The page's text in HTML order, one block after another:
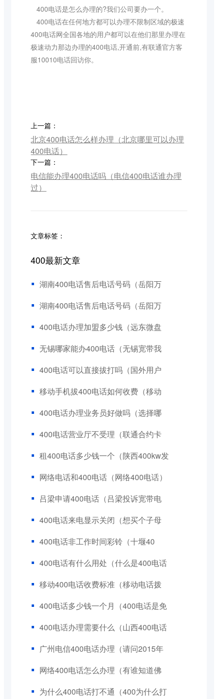
400电话是怎么办理的?我们公司要办一个。
400电话在任何地方都可以办理不限制区域的极速
400电话网全国各地的用户都可以在他们那里办理在
极速动力那边办理的400电话,开通前,有联通官方客
服10010电话回访你。
上一篇：
北京400电话怎么样办理（北京哪里可以办理
400电话）
下一篇：
电信能办理400电话吗（电信400电话谁办理
过）
文章标签：
400最新文章
湖南400电话售后电话号码（岳阳万
湖南400电话售后电话号码（岳阳万
400电话办理加盟多少钱（远东微盘
无锡哪家能办400电话（无锡宽带我
400电话可以直接拔打吗（国外用户
移动手机拔400电话如何收费（移动
400电话办理业务员好做吗（选择哪
400电话营业厅不受理（联通合约卡
租400电话多少钱一个（陕西400kw发
网络电话和400电话（网络400电话）
吕梁申请400电话（吕梁投诉宽带电
400电话来电显示关闭（想买个子母
400电话非工作时间彩铃（十堰40
400电话有什么用处（什么是400电话
移动400电话收费标准（移动电话拨
400电话多少钱一个月（400电话是免
400电话办理需要什么（山西400电话
广州电信400电话办理（请问2015年
网络400电话怎么办理（有谁知道佛
为什么400电话打不通（400为什么打